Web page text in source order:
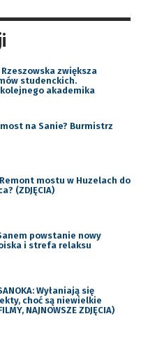
zwiększa
studenckich.
akademika
na Sanie? Burmistrz
Remont mostu w Huzelach do
(ZDJĘCIA)
powstanie nowy
i strefa relaksu
Wyłaniają się
choć są niewielkie
NAJNOWSZE ZDJĘCIA)